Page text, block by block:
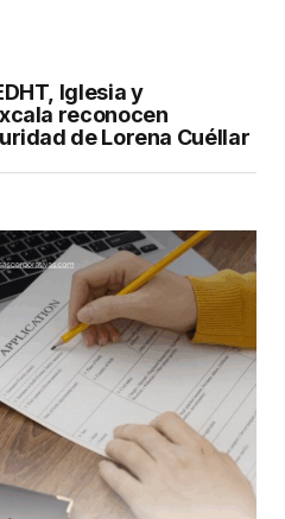
Iglesia y
reconocen
de Lorena Cuéllar